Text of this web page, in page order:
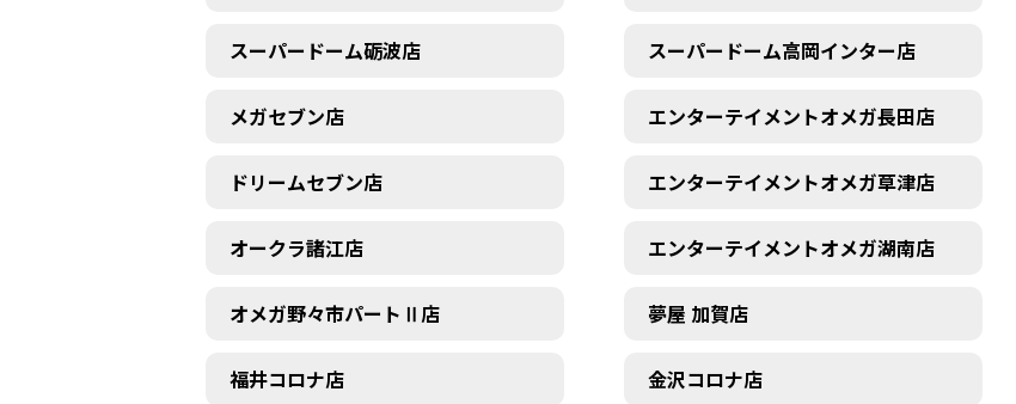
スーパードーム砺波店 スーパードーム高岡インター店
メガセブン店 エンターテイメントオメガ長田店
ドリームセブン店 エンターテイメントオメガ草津店
オークラ諸江店 エンターテイメントオメガ湖南店
オメガ野々市パートⅡ店 夢屋 加賀店
福井コロナ店 金沢コロナ店